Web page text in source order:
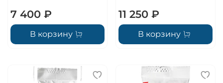
7 400 ₽
В корзину
11 250 ₽
В корзину